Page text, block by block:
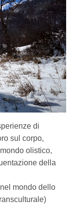
di
sul corpo,
olistico,
della
mondo dello